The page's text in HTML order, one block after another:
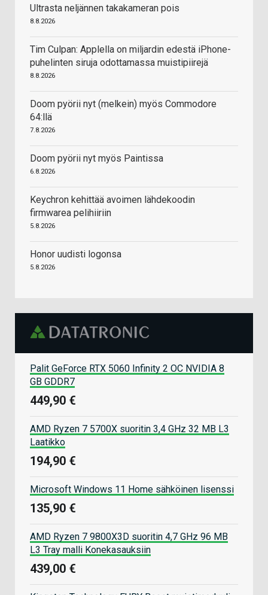
Ultrasta neljännen takakameran pois
8.8.2026
Tim Culpan: Applella on miljardin edestä iPhone-
puhelinten siruja odottamassa muistipiirejä
8.8.2026
Doom pyörii nyt (melkein) myös Commodore
64:llä
7.8.2026
Doom pyörii nyt myös Paintissa
6.8.2026
Keychron kehittää avoimen lähdekoodin
firmwarea pelihiiriin
5.8.2026
Honor uudisti logonsa
5.8.2026
Palit GeForce RTX 5060 Infinity 2 OC NVIDIA 8
GB GDDR7
449,90 €
AMD Ryzen 7 5700X suoritin 3,4 GHz 32 MB L3
Laatikko
194,90 €
Microsoft Windows 11 Home sähköinen lisenssi
135,90 €
AMD Ryzen 7 9800X3D suoritin 4,7 GHz 96 MB
L3 Tray malli Konekasauksiin
439,00 €